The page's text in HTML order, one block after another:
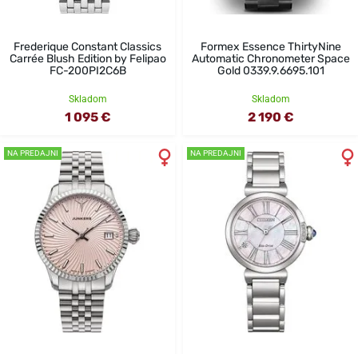
Frederique Constant Classics
Carrée Blush Edition by Felipao
FC-200PI2C6B
Skladom
1 095 €
Formex Essence ThirtyNine
Automatic Chronometer Space
Gold 0339.9.6695.101
Skladom
2 190 €
NA PREDAJNI NA PREDAJNI